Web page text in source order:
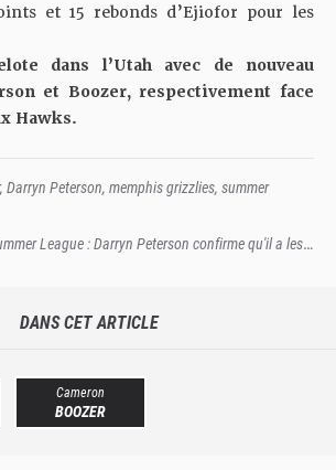
League : Darryn Peterson confirme qu'il a les
et 15 rebonds d’Ejiofor pour les
dans l’Utah avec de nouveau
et Boozer, respectivement face
Hawks.
, Darryn Peterson, memphis grizzlies, summer
DANS CET ARTICLE
Cameron
BOOZER